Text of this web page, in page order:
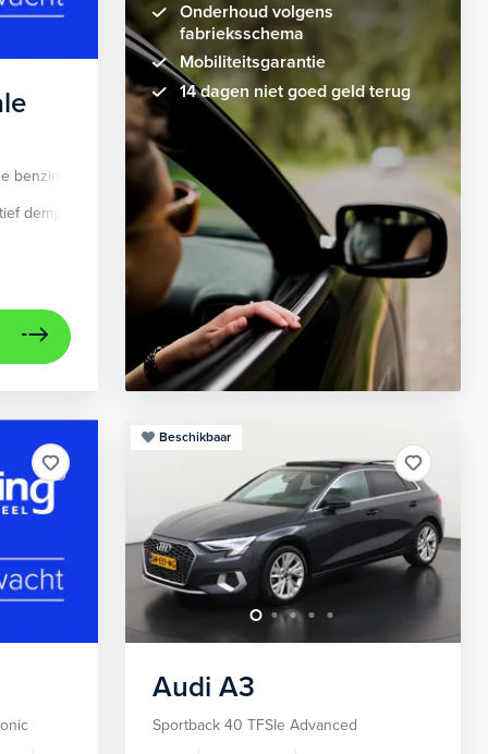
cruise control adaptief dodehoek detectie
elektrisch
benzine
Automaat
demping systeem Apple Carplay/Android Auto
audio
Onderhoud volgens
fabrieksschema
Mobiliteitsgarantie
14 dagen niet goed geld terug
Beschikbaar
Audi A3
Sportback 40 TFSIe Advanced